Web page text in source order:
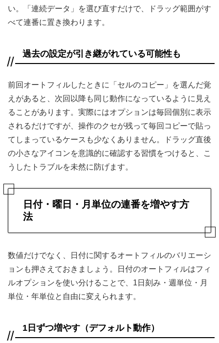
い。「連続データ」を選び直すだけで、ドラッグ範囲がす
べて連番に置き換わります。
過去の設定が引き継がれている可能性も
前回オートフィルしたときに「セルのコピー」を選んだ覚
えがあると、次回以降も同じ動作になっているように見え
ることがあります。実際にはオプションは毎回個別に表示
されるだけですが、操作のクセが残って毎回コピーで貼っ
てしまっているケースも少なくありません。ドラッグ直後
の小さなアイコンを意識的に確認する習慣をつけると、こ
うしたトラブルを未然に防げます。
日付・曜日・月単位の連番を増やす方
法
数値だけでなく、日付に関するオートフィルのバリエーシ
ョンも押さえておきましょう。日付のオートフィルはフィ
ルオプションを使い分けることで、1日刻み・週単位・月
単位・年単位と自由に変えられます。
1日ずつ増やす（デフォルト動作）